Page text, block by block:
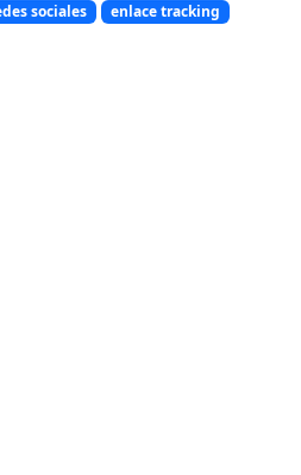
sociales enlace tracking